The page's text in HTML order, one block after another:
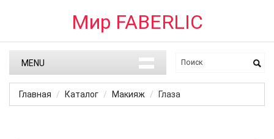
Мир FABERLIC
MENU
Главная Каталог Макияж Глаза